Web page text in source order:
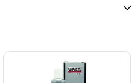
ve bilinçli araç
iç mekanına bir
ürünlerin aksine, Arctron
Kumaş döşemelerdeki,